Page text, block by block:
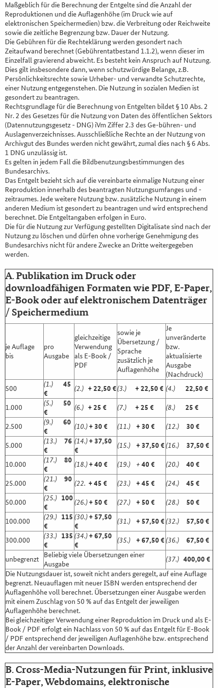
Maßgeblich für die Berechnung der Entgelte sind die Anzahl der
Reproduktionen und die Auflagenhöhe (im Druck wie auf
elektronischen Speichermedien) bzw. die Verbreitung oder Reichweite
sowie die zeitliche Begrenzung bzw. Dauer der Nutzung.
Die Gebühren für die Rechteklärung werden gesondert nach
Zeitaufwand berechnet (Gebührentatbestand 1.1.2), wenn dieser im
Einzelfall gravierend abweicht. Es besteht kein Anspruch auf Nutzung.
Dies gilt insbesondere dann, wenn schutzwürdige Belange, z.B.
Persönlichkeitsrechte sowie Urheber- und verwandte Schutzrechte,
einer Nutzung entgegenstehen. Die Nutzung in sozialen Medien ist
gesondert zu beantragen.
Rechtsgrundlage für die Berechnung von Entgelten bildet § 10 Abs. 2
Nr. 2 des Gesetzes für die Nutzung von Daten des öffentlichen Sektors
(Datennutzungsgesetz - DNG) iVm Ziffer 2.3 des Ge-bühren- und
Auslagenverzeichnisses. Ausschließliche Rechte an der Nutzung von
Archivgut des Bundes werden nicht gewährt, zumal dies nach § 6 Abs.
1 DNG unzulässig ist.
Es gelten in jedem Fall die Bildbenutzungsbestimmungen des
Bundesarchivs.
Das Entgelt bezieht sich auf die vereinbarte einmalige Nutzung einer
Reproduktion innerhalb des beantragten Nutzungsumfanges und -
zeitraumes. Jede weitere Nutzung bzw. zusätzliche Nutzung in einem
anderen Medium ist gesondert zu beantragen und wird entsprechend
berechnet. Die Entgeltangaben erfolgen in Euro.
Die für die Nutzung zur Verfügung gestellten Digitalisate sind nach der
Nutzung zu löschen und dürfen ohne vorherige Genehmigung des
Bundesarchivs nicht für andere Zwecke an Dritte weitergegeben
werden.
A. Publikation im Druck oder
downloadfähigen Formaten wie PDF, E-Paper,
E-Book oder auf elektronischem Datenträger
/ Speichermedium
je Auflage
bis
pro
Ausgabe
gleichzeitige
Verwendung
als E-Book /
PDF
sowie je
Übersetzung /
Sprache
zusätzlich je
Auflagenhöhe
Je
unveränderte
bzw.
aktualisierte
Ausgabe
(Nachdruck)
500
(1.)
45
€
(2.) + 22,50 €(3.) + 22,50 € (4.) 22,50 €
1.000 (5.)
50
€
(6.) + 25 € (7.) + 25 € (8.) 25 €
2.500 (9.)
60
€
(10.)+ 30 € (11.) + 30 € (12.) 30 €
5.000 (13.)
76
€
(14.)+ 37,50
€
(15.) + 37,50 €(16.) 37,50 €
10.000 (17.)
80
€
(18.)+ 40 € (19.) + 40 € (20.) 40 €
25.000 (21.) 90
€
(22. + 45 € (23.) + 45 € (24.) 45 €
50.000 (25.) 100
€
(26.)+ 50 € (27.) + 50 € (28.) 50 €
100.000 (29.) 115
€
(30.)+ 57,50
€
(31.) + 57,50 €(32.) 57,50 €
300.000 (33.) 135
€
(34.)+ 67,50
€
(35.) + 67,50 €(36.) 67,50 €
unbegrenzt
Beliebig viele Übersetzungen einer
Ausgabe
(37.) 400,00 €
Die Nutzungsdauer ist, soweit nicht anders geregelt, auf eine Auflage
begrenzt. Neuauflagen mit neuer ISBN werden entsprechend der
Auflagenhöhe voll berechnet. Übersetzungen einer Ausgabe werden
mit einem Zuschlag von 50 % auf das Entgelt der jeweiligen
Auflagenhöhe berechnet.
Bei gleichzeitiger Verwendung einer Reproduktion im Druck und als E-
Book / PDF erfolgt ein Nachlass von 50 % auf das Entgelt für E-Book
/ PDF entsprechend der jeweiligen Auflagenhöhe bzw. entsprechend
der Anzahl der vereinbarten Downloads.
B. Cross-Media-Nutzungen für Print, inklusive
E-Paper, Webdomains, elektronische